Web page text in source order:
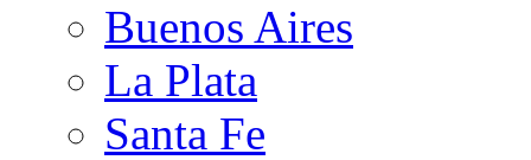
Buenos Aires
La Plata
Santa Fe